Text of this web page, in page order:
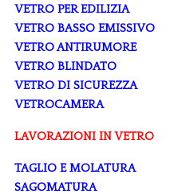
VETRO PER EDILIZIA
VETRO BASSO EMISSIVO
VETRO ANTIRUMORE
VETRO BLINDATO
VETRO DI SICUREZZA
VETROCAMERA
LAVORAZIONI IN VETRO
TAGLIO E MOLATURA
SAGOMATURA